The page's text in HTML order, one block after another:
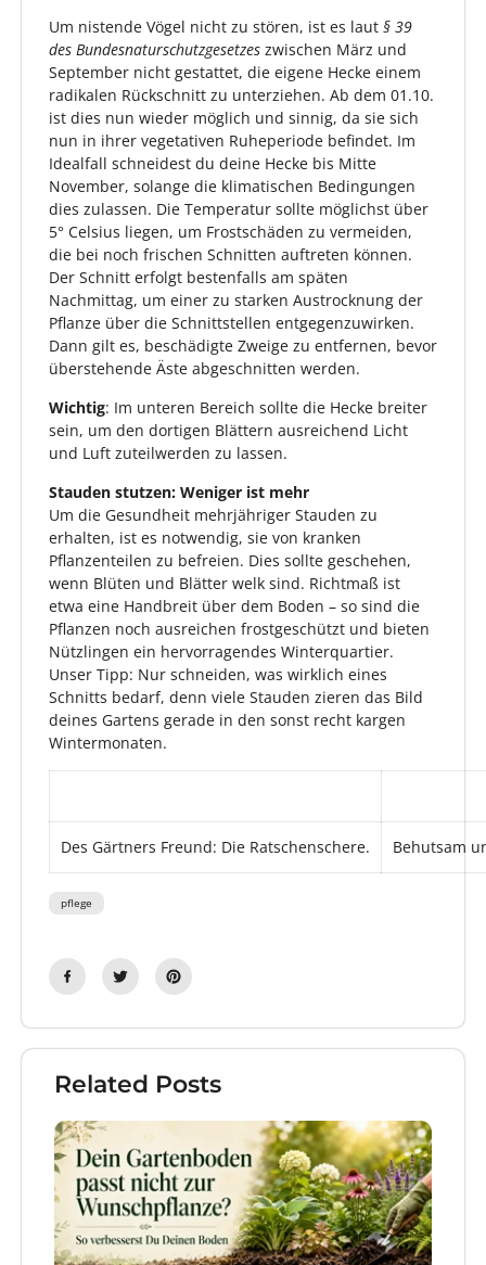
Um nistende Vögel nicht zu stören, ist es laut § 39
des Bundesnaturschutzgesetzes zwischen März und
September nicht gestattet, die eigene Hecke einem
radikalen Rückschnitt zu unterziehen. Ab dem 01.10.
ist dies nun wieder möglich und sinnig, da sie sich
nun in ihrer vegetativen Ruheperiode befindet. Im
Idealfall schneidest du deine Hecke bis Mitte
November, solange die klimatischen Bedingungen
dies zulassen. Die Temperatur sollte möglichst über
5° Celsius liegen, um Frostschäden zu vermeiden,
die bei noch frischen Schnitten auftreten können.
Der Schnitt erfolgt bestenfalls am späten
Nachmittag, um einer zu starken Austrocknung der
Pflanze über die Schnittstellen entgegenzuwirken.
Dann gilt es, beschädigte Zweige zu entfernen, bevor
überstehende Äste abgeschnitten werden.
Wichtig: Im unteren Bereich sollte die Hecke breiter
sein, um den dortigen Blättern ausreichend Licht
und Luft zuteilwerden zu lassen.
Stauden stutzen: Weniger ist mehr
Um die Gesundheit mehrjähriger Stauden zu
erhalten, ist es notwendig, sie von kranken
Pflanzenteilen zu befreien. Dies sollte geschehen,
wenn Blüten und Blätter welk sind. Richtmaß ist
etwa eine Handbreit über dem Boden – so sind die
Pflanzen noch ausreichen frostgeschützt und bieten
Nützlingen ein hervorragendes Winterquartier.
Unser Tipp: Nur schneiden, was wirklich eines
Schnitts bedarf, denn viele Stauden zieren das Bild
deines Gartens gerade in den sonst recht kargen
Wintermonaten.
Des Gärtners Freund: Die Ratschenschere. Behutsam
pflege
Related Posts